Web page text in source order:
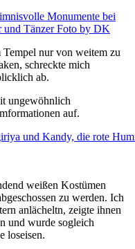
Tempel nur von weitem zu
schreckte mich
ab.
ungewöhnlich
auf.
weißen Kostümen
zu werden. Ich
anlächeltn, zeigte ihnen
und wurde sogleich
loseisen.